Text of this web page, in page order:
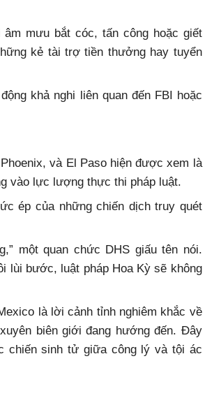
mưu bắt cóc, tấn công hoặc giết
kẻ tài trợ tiền thưởng hay tuyển
khả nghi liên quan đến FBI hoặc
và El Paso hiện được xem là
vào lực lượng thực thi pháp luật.
ép của những chiến dịch truy quét
một quan chức DHS giấu tên nói.
lùi bước, luật pháp Hoa Kỳ sẽ không
là lời cảnh tỉnh nghiêm khắc về
biên giới đang hướng đến. Đây
chiến sinh tử giữa công lý và tội ác